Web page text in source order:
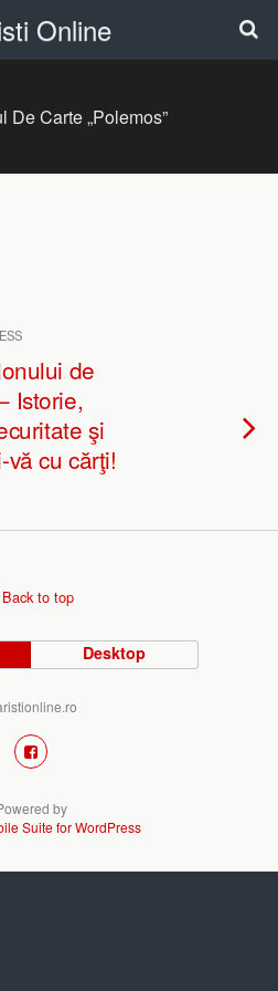
Online
De Carte „Polemos”
de
Istorie,
şi
cu cărţi!
Back to top
Desktop
by
Suite for WordPress